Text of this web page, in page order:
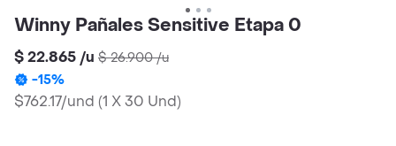
Winny Pañales Sensitive Etapa 0
$ 22.865 /u $ 26.900/u
-15%
$762.17/und (1 X 30 Und)